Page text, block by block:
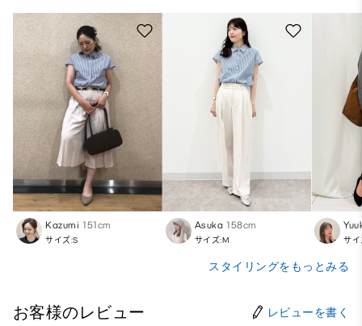
Kazumi 151cm
サイズ:S
Asuka 158cm
サイズ:M サ
スタイリングをもっとみる
お客様のレビュー レビューを書く